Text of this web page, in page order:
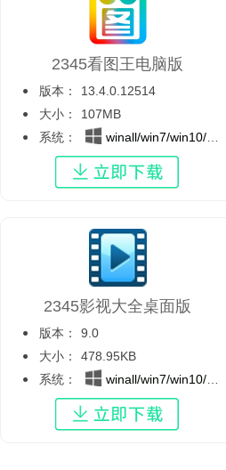
2345看图王电脑版
版本：
13.4.0.12514
大小：
107MB
系统：
winall/win7/win10/win11
2345影视大全桌面版
版本：
9.0
大小：
478.95KB
系统：
winall/win7/win10/win11